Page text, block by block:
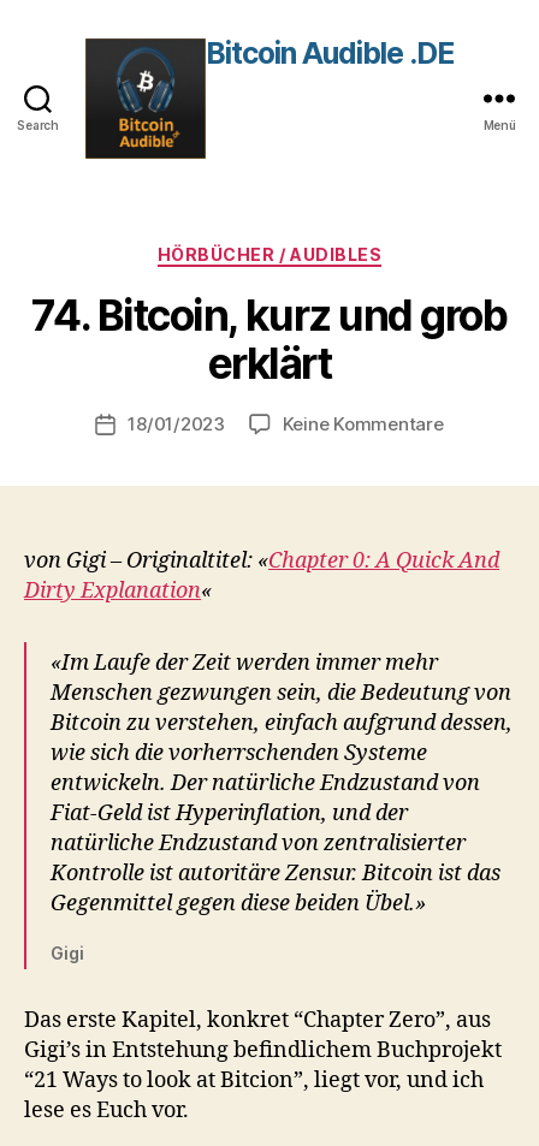
Search
Bitcoin Audible .DE
Menü
Kategorien
HÖRBÜCHER / AUDIBLES
74. Bitcoin, kurz und grob
erklärt
Beitragsautor
V
o
r
Beitragsdatum
18/01/2023 Keine Kommentarezu
grob
von Gigi – Originaltitel: «Chapter 0: A Quick And
Dirty Explanation«
«Im Laufe der Zeit werden immer mehr
Menschen gezwungen sein, die Bedeutung von
Bitcoin zu verstehen, einfach aufgrund dessen,
wie sich die vorherrschenden Systeme
entwickeln. Der natürliche Endzustand von
Fiat-Geld ist Hyperinflation, und der
natürliche Endzustand von zentralisierter
Kontrolle ist autoritäre Zensur. Bitcoin ist das
Gegenmittel gegen diese beiden Übel.»
Gigi
Das erste Kapitel, konkret “Chapter Zero”, aus
Gigi’s in Entstehung befindlichem Buchprojekt
“21 Ways to look at Bitcion”, liegt vor, und ich
lese es Euch vor.